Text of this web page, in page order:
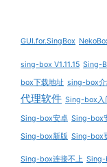
GUI.for.SingBox
sing-box V1.11.15 Sing-
box下载地址 sing-box介
代理软件 Sing-box入
Sing-box安卓 Sing-box
Sing-box新版 Sing-box
Sing-box连接不上 Sing-